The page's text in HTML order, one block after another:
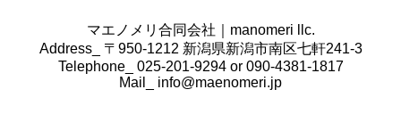
マエノメリ合同会社｜manomeri llc.
Address_ 〒950-1212 新潟県新潟市南区七軒241-3
Telephone_ 025-201-9294 or 090-4381-1817
Mail_ info@maenomeri.jp